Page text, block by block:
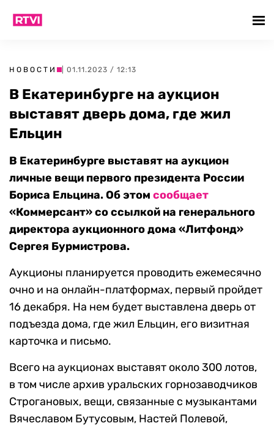
НОВОСТИ | 01.11.2023 / 12:13
В Екатеринбурге на аукцион
выставят дверь дома, где жил
Ельцин
В Екатеринбурге выставят на аукцион
личные вещи первого президента России
Бориса Ельцина. Об этом сообщает
«Коммерсант» со ссылкой на генерального
директора аукционного дома «Литфонд»
Сергея Бурмистрова.
Аукционы планируется проводить ежемесячно
очно и на онлайн-платформах, первый пройдет
16 декабря. На нем будет выставлена дверь от
подъезда дома, где жил Ельцин, его визитная
карточка и письмо.
Всего на аукционах выставят около 300 лотов,
в том числе архив уральских горнозаводчиков
Строгановых, вещи, связанные с музыкантами
Вячеславом Бутусовым, Настей Полевой,